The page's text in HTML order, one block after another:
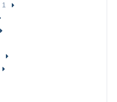
1